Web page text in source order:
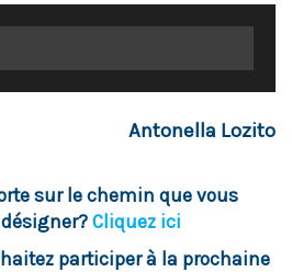
Antonella Lozito
sur le chemin que vous
Cliquez ici
participer à la prochaine